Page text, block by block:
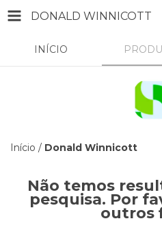
DONALD WINNICOTT
INÍCIO
Início / Donald Winnicott
Não temos
pesquisa. Por
outros